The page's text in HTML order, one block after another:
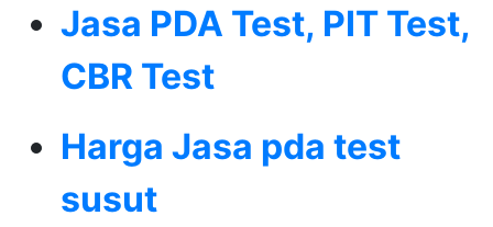
Jasa PDA Test, PIT Test,
CBR Test
Harga Jasa pda test
susut